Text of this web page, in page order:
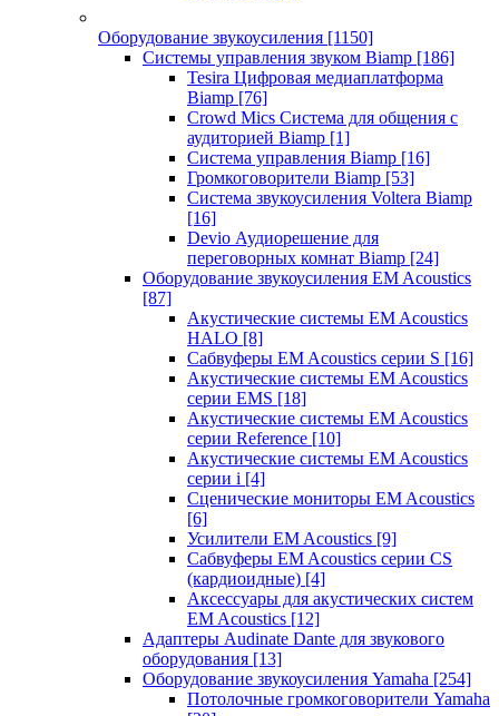
Оборудование звукоусиления [1150]
Системы управления звуком Biamp [186]
Tesira Цифровая медиаплатформа
Biamp [76]
Crowd Mics Система для общения с
аудиторией Biamp [1]
Система управления Biamp [16]
Громкоговорители Biamp [53]
Система звукоусиления Voltera Biamp
[16]
Devio Аудиорешение для
переговорных комнат Biamp [24]
Оборудование звукоусиления EM Acoustics
[87]
Акустические системы EM Acoustics
HALO [8]
Сабвуферы EM Acoustics серии S [16]
Акустические системы EM Acoustics
серии EMS [18]
Акустические системы EM Acoustics
серии Reference [10]
Акустические системы EM Acoustics
серии i [4]
Сценические мониторы EM Acoustics
[6]
Усилители EM Acoustics [9]
Сабвуферы EM Acoustics серии CS
(кардиоидные) [4]
Аксессуары для акустических систем
EM Acoustics [12]
Адаптеры Audinate Dante для звукового
оборудования [13]
Оборудование звукоусиления Yamaha [254]
Потолочные громкоговорители Yamaha